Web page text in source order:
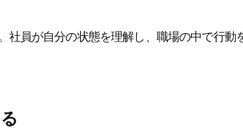
社員が自分の状態を理解し、職場の中で行動